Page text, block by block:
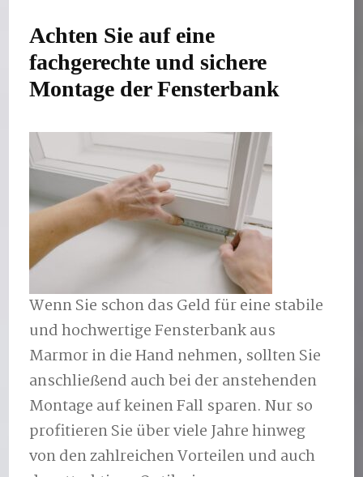
Achten Sie auf eine
fachgerechte und sichere
Montage der Fensterbank
Wenn Sie schon das Geld für eine stabile
und hochwertige Fensterbank aus
Marmor in die Hand nehmen, sollten Sie
anschließend auch bei der anstehenden
Montage auf keinen Fall sparen. Nur so
profitieren Sie über viele Jahre hinweg
von den zahlreichen Vorteilen und auch